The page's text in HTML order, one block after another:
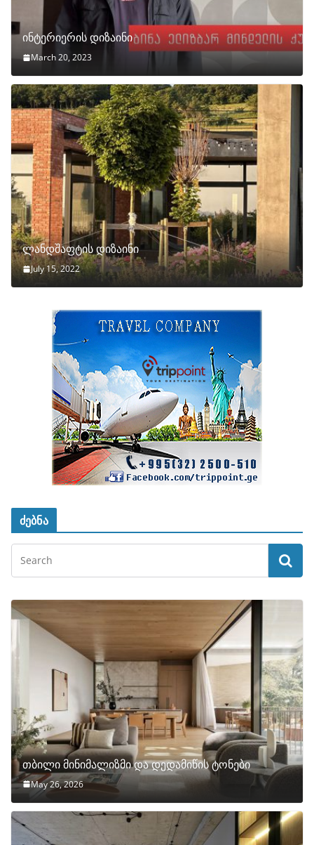
ინტერიერის დიზაინი
March 20, 2023
ლანდშაფტის დიზაინი
July 15, 2022
ძებნა
თბილი მინიმალიზმი და დედამიწის ტონები
May 26, 2026